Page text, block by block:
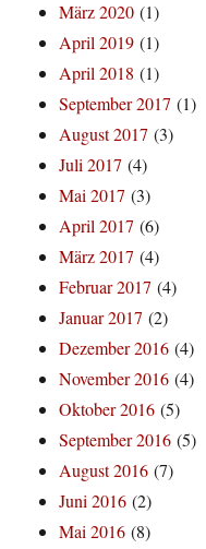
März 2020 (1)
April 2019 (1)
April 2018 (1)
September 2017 (1)
August 2017 (3)
Juli 2017 (4)
Mai 2017 (3)
April 2017 (6)
März 2017 (4)
Februar 2017 (4)
Januar 2017 (2)
Dezember 2016 (4)
November 2016 (4)
Oktober 2016 (5)
September 2016 (5)
August 2016 (7)
Juni 2016 (2)
Mai 2016 (8)